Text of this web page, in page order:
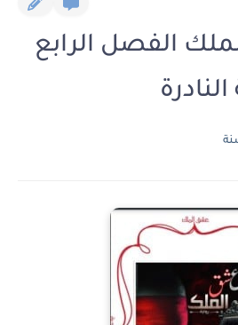
الفصل الرابع